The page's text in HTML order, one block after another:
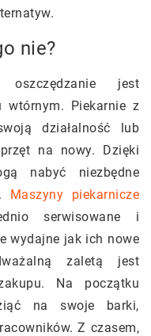
nie?
jest
wtórnym. Piekarnie z
działalność lub
na nowy. Dzięki
nabyć niezbędne
Maszyny piekarnicze
serwisowane i
wydajne jak ich nowe
zaletą jest
Na początku
na swoje barki,
Z czasem,